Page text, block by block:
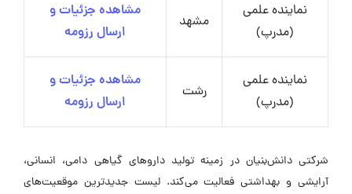
نماینده علمی
(مدرپ)
مشهد
مشاهده جزئیات و
ارسال رزومه
نماینده علمی
(مدرپ)
رشت
مشاهده جزئیات و
ارسال رزومه
شرکتی دانش‌بنیان در زمینه تولید داروهای گیاهی دامی، انسانی،
آرایشی و بهداشتی فعالیت می‌کند. لیست جدیدترین موقعیت‌های